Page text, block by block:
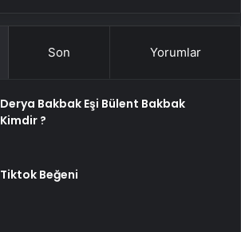
Son Yorumlar
Derya Bakbak Eşi Bülent Bakbak
Kimdir ?
Tiktok Beğeni